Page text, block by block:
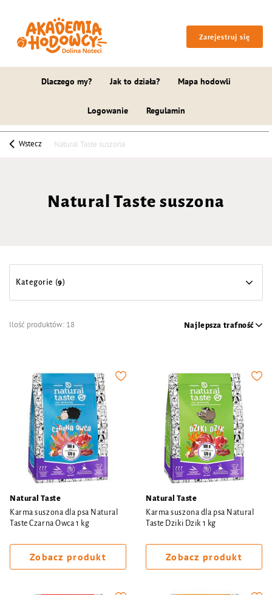
Zarejestruj się
Dlaczego my? Jak to działa? Mapa hodowli
Logowanie Regulamin
Wstecz Natural Taste suszona
Natural Taste suszona
Kategorie (9)
Ilość produktów: 18 Najlepsza trafność
Natural Taste
Karma suszona dla psa Natural
Taste Czarna Owca 1 kg
Zobacz produkt
Natural Taste
Karma suszona dla psa Natural
Taste Dziki Dzik 1 kg
Zobacz produkt